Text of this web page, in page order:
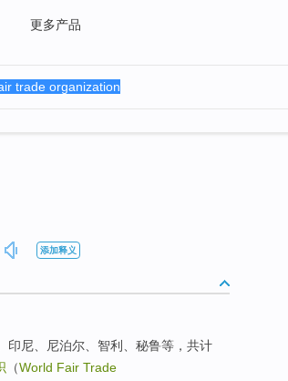
更多产品
添加释义
印尼、尼泊尔、智利、秘鲁等，共计
（World Fair Trade